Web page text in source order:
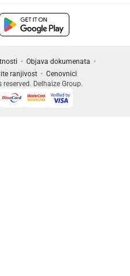
Objava dokumenata
ranjivost
Cenovnici
Delhaize Group.